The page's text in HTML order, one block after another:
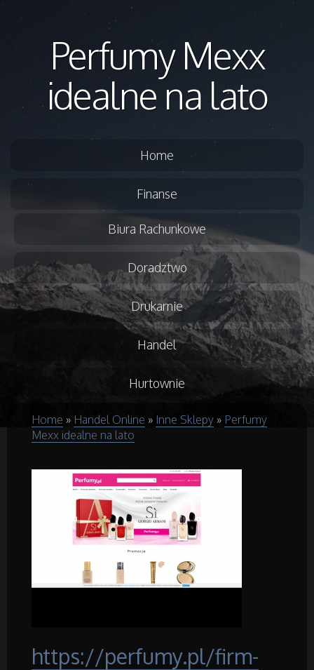
Perfumy Mexx
idealne na lato
Home
Finanse
Biura Rachunkowe
Doradztwo
Drukarnie
Handel
Hurtownie
Kredyty, Leasing
Ubezpieczenia
Ekologia
Budowlanka
Remonty, Elektryk, Hydraulik
Home » Handel Online » Inne Sklepy » Perfumy
Mexx idealne na lato
https://perfumy.pl/firm-